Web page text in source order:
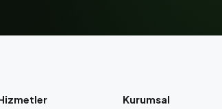
Kurumsal